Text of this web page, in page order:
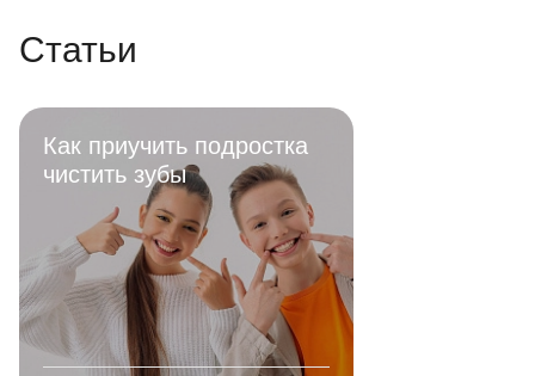
Статьи
Как приучить подростка
чистить зубы